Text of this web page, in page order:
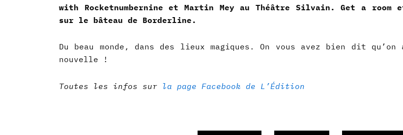
with Rocketnumbernine et Martin Mey au Théâtre Silvain. Get a room
sur le bâteau de Borderline.
Du beau monde, dans des lieux magiques. On vous avez bien dit qu’on
nouvelle !
Toutes les infos sur la page Facebook de L’Édition